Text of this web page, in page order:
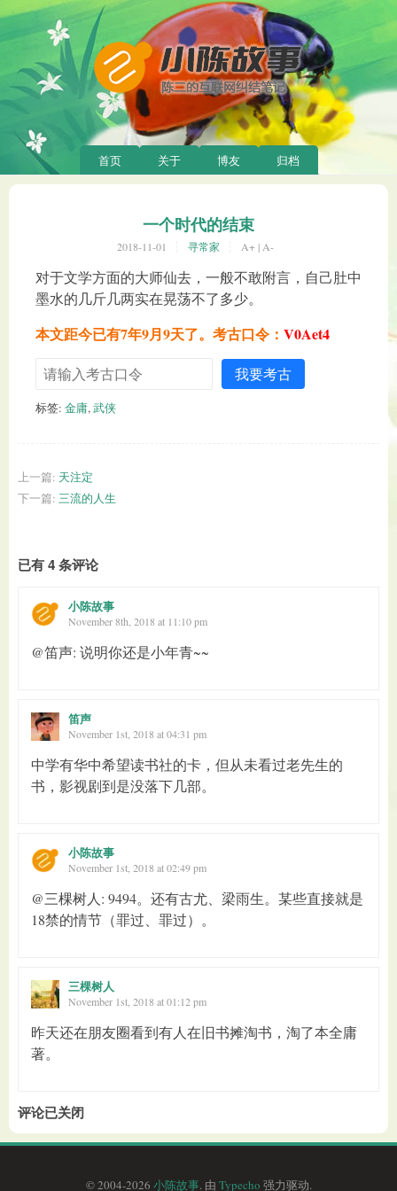
首页 关于 博友 归档
一个时代的结束
2018-11-01 寻常家 A+ |A-
对于文学方面的大师仙去，一般不敢附言，自己肚中
墨水的几斤几两实在晃荡不了多少。
本文距今已有7年9月9天了。考古口令： V0Aet4
我要考古
标签: 金庸,武侠
上一篇: 天注定
下一篇: 三流的人生
已有 4 条评论
小陈故事
November 8th, 2018 at 11:10 pm
@笛声: 说明你还是小年青~~
笛声
November 1st, 2018 at 04:31 pm
中学有华中希望读书社的卡，但从未看过老先生的
书，影视剧到是没落下几部。
小陈故事
November 1st, 2018 at 02:49 pm
@三棵树人: 9494。还有古尤、梁雨生。某些直接就是
18禁的情节（罪过、罪过）。
三棵树人
November 1st, 2018 at 01:12 pm
昨天还在朋友圈看到有人在旧书摊淘书，淘了本全庸
著。
评论已关闭
© 2004-2026 小陈故事. 由 Typecho 强力驱动.